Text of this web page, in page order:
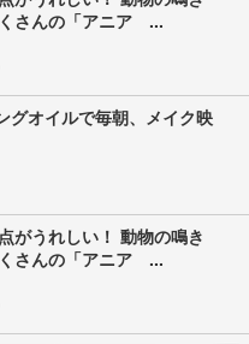
さんの「アニア ...
グオイルで毎朝、メイク映
がうれしい！ 動物の鳴き
さんの「アニア ...